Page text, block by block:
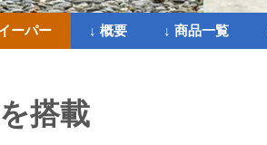
ーパー ↓ 概要 ↓ 商品一覧
搭載